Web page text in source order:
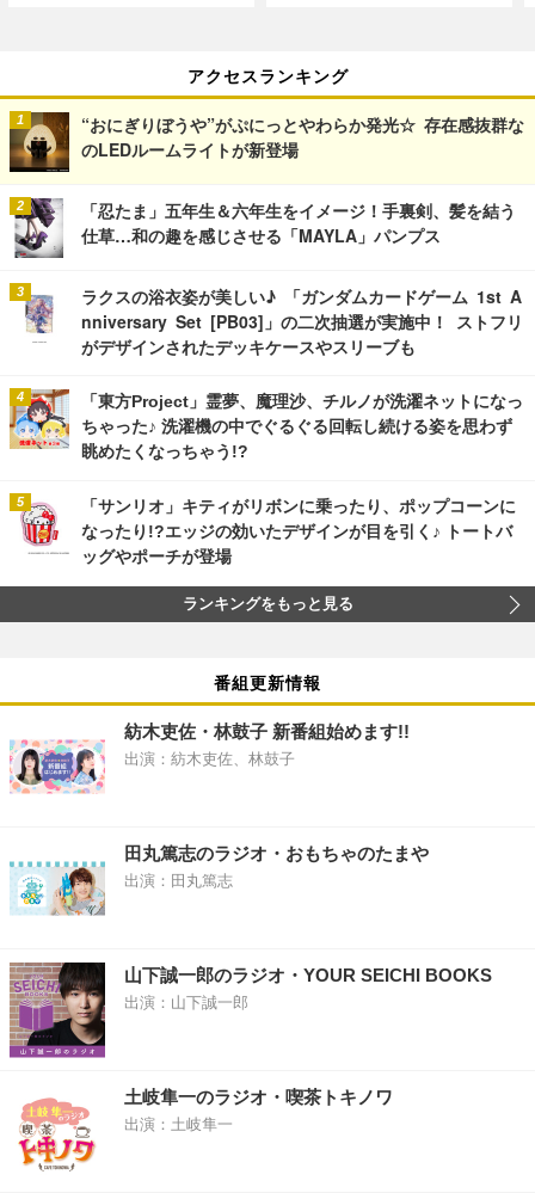
アクセスランキング
“おにぎりぼうや”がぷにっとやわらか発光☆ 存在感抜群な
のLEDルームライトが新登場
「忍たま」五年生＆六年生をイメージ！手裏剣、髪を結う
仕草…和の趣を感じさせる「MAYLA」パンプス
ラクスの浴衣姿が美しい♪ 「ガンダムカードゲーム 1st A
nniversary Set [PB03]」の二次抽選が実施中！ ストフリ
がデザインされたデッキケースやスリーブも
「東方Project」霊夢、魔理沙、チルノが洗濯ネットになっ
ちゃった♪ 洗濯機の中でぐるぐる回転し続ける姿を思わず
眺めたくなっちゃう!?
「サンリオ」キティがリボンに乗ったり、ポップコーンに
なったり!?エッジの効いたデザインが目を引く♪ トートバ
ッグやポーチが登場
ランキングをもっと見る
番組更新情報
紡木吏佐・林鼓子 新番組始めます!!
出演：紡木吏佐、林鼓子
田丸篤志のラジオ・おもちゃのたまや
出演：田丸篤志
山下誠一郎のラジオ・YOUR SEICHI BOOKS
出演：山下誠一郎
土岐隼一のラジオ・喫茶トキノワ
出演：土岐隼一